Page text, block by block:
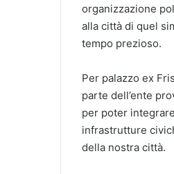
organizzazione
alla città di quel
tempo prezioso.
Per palazzo ex
parte dell’ente
per poter
infrastrutture
della nostra città.